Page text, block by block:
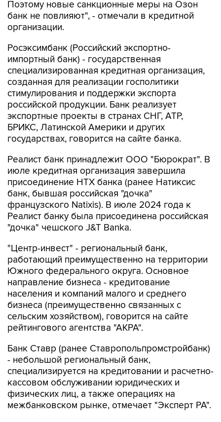
организации.
Росэксимбанк (Российский экспортно-
специализированная кредитная организация,
созданная для реализации госполитики
стимулирования и поддержки экспорта
российской продукции. Банк реализует
экспортные проекты в странах СНГ, АТР,
БРИКС, Латинской Америки и других
государствах, говорится на сайте банка.
Реалист банк принадлежит ООО "Бюрократ". В
присоединение НТХ банка (ранее Натиксис
банк, бывшая российская "дочка"
французского Natixis). В июле 2024 года к
Реалист банку была присоединена российская
"дочка" чешского J&T Banka.
"Центр-инвест" - региональный банк,
Южного федерального округа. Основное
направление бизнеса - кредитование
населения и компаний малого и среднего
бизнеса (преимущественно связанных с
сельским хозяйством), говорится на сайте
рейтингового агентства "АКРА".
Банк Ставр (ранее Ставропольпромстройбанк)
специализируется на кредитовании и расчетно-
кассовом обслуживании юридических и
физических лиц, а также операциях на
межбанковском рынке, отмечает "Эксперт РА".
Телепорт банк - небольшой московский банк с